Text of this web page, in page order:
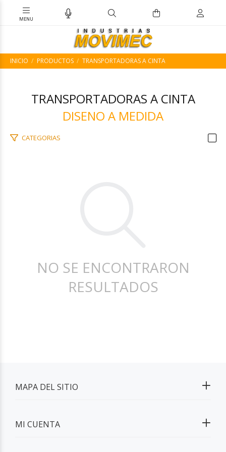
INICIO PRODUCTOS TRANSPORTADORAS A CINTA
TRANSPORTADORAS A CINTA
DISENO A MEDIDA
CATEGORIAS
NO SE ENCONTRARON
RESULTADOS
MAPA DEL SITIO
MI CUENTA